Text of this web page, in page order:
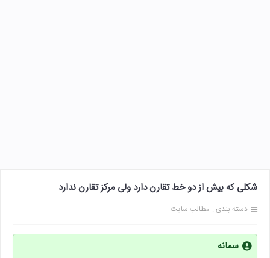
شکلی که بیش از دو خط تقارن دارد ولی مرکز تقارن ندارد
دسته بندی : مطالب سایت
سمانه